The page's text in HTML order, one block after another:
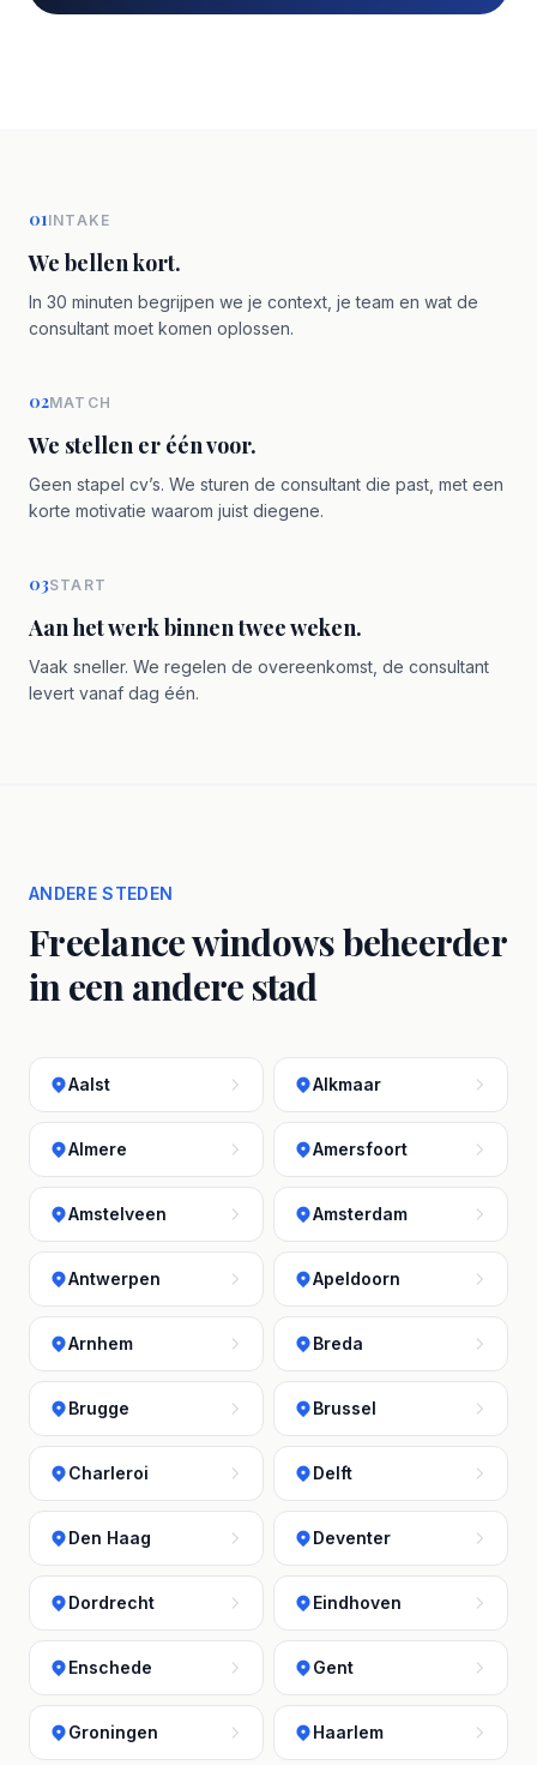
01INTAKE
We bellen kort.
In 30 minuten begrijpen we je context, je team en wat de
consultant moet komen oplossen.
02MATCH
We stellen er één voor.
Geen stapel cv’s. We sturen de consultant die past, met een
korte motivatie waarom juist diegene.
03START
Aan het werk binnen twee weken.
Vaak sneller. We regelen de overeenkomst, de consultant
levert vanaf dag één.
ANDERE STEDEN
Freelance windows beheerder
in een andere stad
Aalst Alkmaar
Almere Amersfoort
Amstelveen Amsterdam
Antwerpen Apeldoorn
Arnhem Breda
Brugge Brussel
Charleroi Delft
Den Haag Deventer
Dordrecht Eindhoven
Enschede Gent
Groningen Haarlem